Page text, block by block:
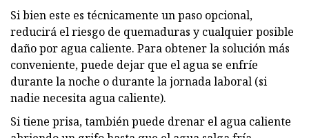
Si bien este es técnicamente un paso opcional,
reducirá el riesgo de quemaduras y cualquier posible
daño por agua caliente. Para obtener la solución más
conveniente, puede dejar que el agua se enfríe
durante la noche o durante la jornada laboral (si
nadie necesita agua caliente).
Si tiene prisa, también puede drenar el agua caliente